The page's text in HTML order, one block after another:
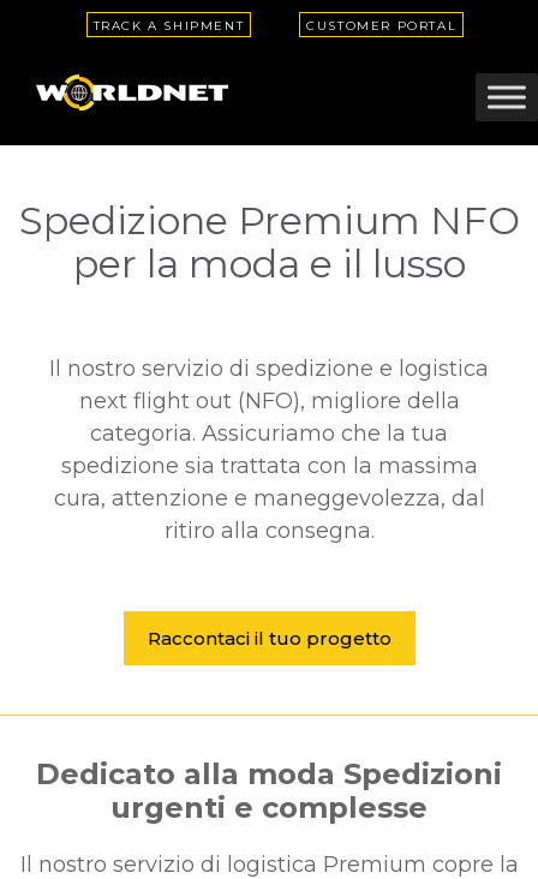
TRACK A SHIPMENT CUSTOMER PORTAL
Spedizione Premium NFO
per la moda e il lusso
Il nostro servizio di spedizione e logistica
next flight out (NFO), migliore della
categoria. Assicuriamo che la tua
spedizione sia trattata con la massima
cura, attenzione e maneggevolezza, dal
ritiro alla consegna.
Raccontaci il tuo progetto
Dedicato alla moda Spedizioni
urgenti e complesse
Il nostro servizio di logistica Premium copre la